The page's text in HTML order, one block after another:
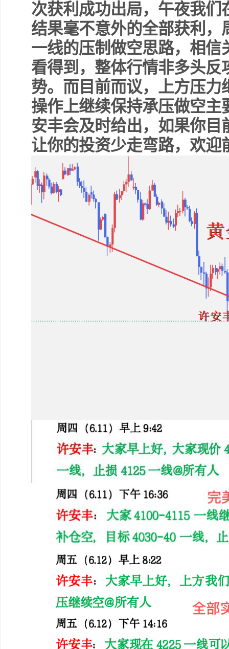
次获利成功出局，午夜我们
结果毫不意外的全部获利，
一线的压制做空思路，相
看得到，整体行情非多头
势。而目前而议，上方压力
操作上继续保持承压做空
安丰会及时给出，如果你
让你的投资少走弯路，欢迎